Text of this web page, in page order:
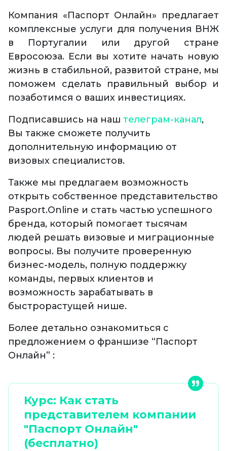
Компания «Паспорт Онлайн» предлагает
комплексные услуги для получения ВНЖ
в Португалии или другой стране
Евросоюза. Если вы хотите начать новую
жизнь в стабильной, развитой стране, мы
поможем сделать правильный выбор и
позаботимся о ваших инвестициях.
Подписавшись на наш телеграм-канал,
Вы также сможете получить
дополнительную информацию от
визовых специалистов.
Также мы предлагаем возможность
открыть собственное представительство
Pasport.Online и стать частью успешного
бренда, который помогает тысячам
людей решать визовые и миграционные
вопросы. Вы получите проверенную
бизнес-модель, полную поддержку
команды, первых клиентов и
возможность зарабатывать в
быстрорастущей нише.
Более детально ознакомиться с
предложением о франшизе “Паспорт
Онлайн” :
Курс: Как стать
представителем компании
"Паспорт Онлайн"
(бесплатно)